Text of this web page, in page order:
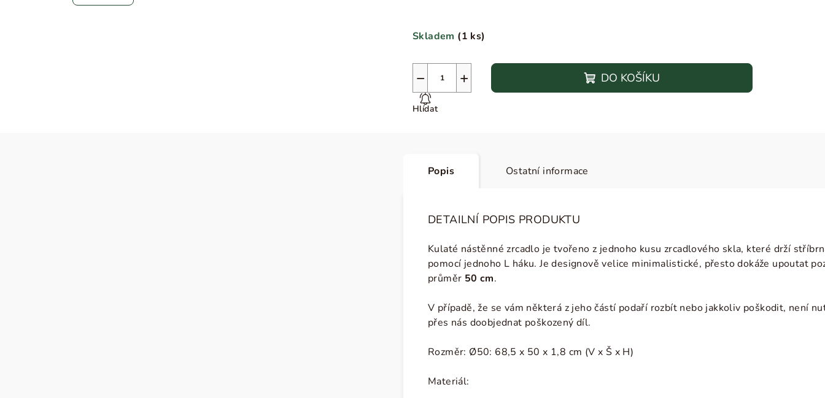
Skladem (1 ks)
+
− DO KOŠÍKU
Hlídat
Popis Ostatní informace
DETAILNÍ POPIS PRODUKTU
Kulaté nástěnné zrcadlo je tvořeno z jednoho kusu zrcadlového skla, které drží
pomocí jednoho L háku. Je designově velice minimalistické, přesto dokáže upoutat
průměr 50 cm.
V případě, že se vám některá z jeho částí podaří rozbít nebo jakkoliv poškodit, není
přes nás doobjednat poškozený díl.
Rozměr: Ø50: 68,5 x 50 x 1,8 cm (V x Š x H)
Materiál: